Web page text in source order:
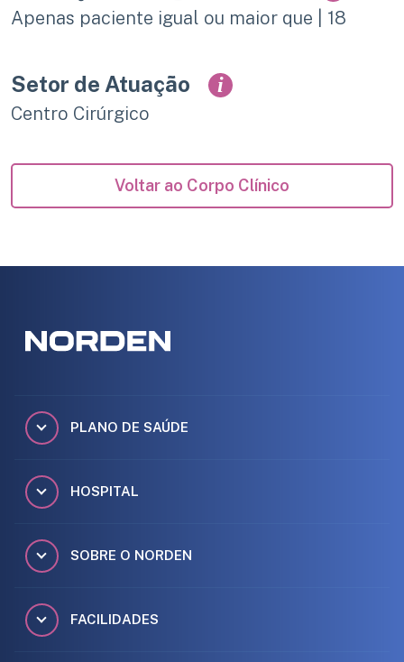
Apenas paciente igual ou maior que | 18
Setor de Atuação i
Centro Cirúrgico
Voltar ao Corpo Clínico
PLANO DE SAÚDE
HOSPITAL
SOBRE O NORDEN
FACILIDADES